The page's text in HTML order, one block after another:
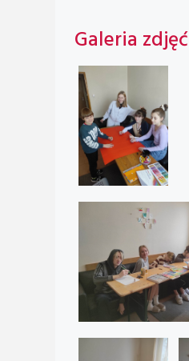
Galeria zdjęć